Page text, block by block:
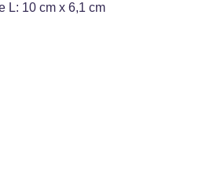
L: 10 cm x 6,1 cm